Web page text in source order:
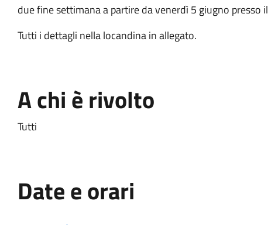
due fine settimana a partire da venerdì 5 giugno presso
Tutti i dettagli nella locandina in allegato.
A chi è rivolto
Tutti
Date e orari